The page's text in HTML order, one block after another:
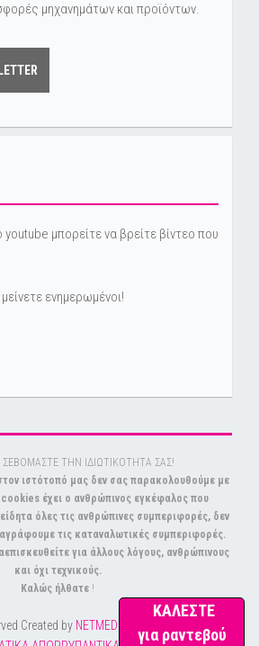
μηχανημάτων και προϊόντων.
μπορείτε να βρείτε βίντεο που
ενημερωμένοι!
ΣΕΒΟΜΑΣΤΕ ΤΗΝ ΙΔΙΩΤΙΚΟΤΗΤΑ ΣΑΣ!
ιστότοπό μας δεν σας παρακολουθούμε με
έχει ο ανθρώπινος εγκέφαλος που
όλες τις ανθρώπινες συμπεριφορές, δεν
τις καταναλωτικές συμπεριφορές.
για άλλους λόγους, ανθρώπινους
και όχι τεχνικούς.
Καλώς ήλθατε !
Created by NETMEDIA
ΚΑΛΕΣΤΕ
για ραντεβού